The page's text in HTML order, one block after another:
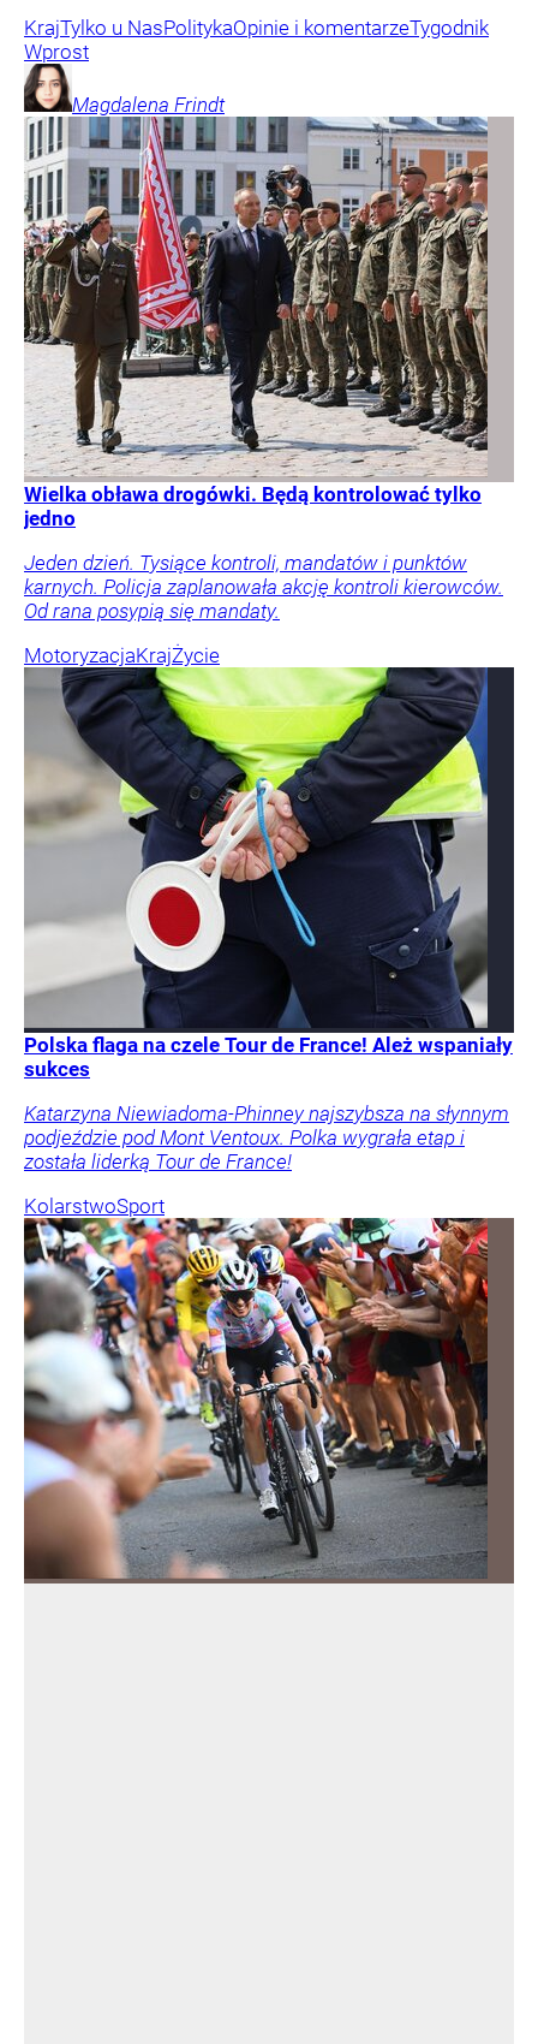
KrajTylko u NasPolitykaOpinie i komentarzeTygodnik
Wprost
Magdalena Frindt
Wielka obława drogówki. Będą kontrolować tylko
jedno
Jeden dzień. Tysiące kontroli, mandatów i punktów
karnych. Policja zaplanowała akcję kontroli kierowców.
Od rana posypią się mandaty.
MotoryzacjaKrajŻycie
Polska flaga na czele Tour de France! Ależ wspaniały
sukces
Katarzyna Niewiadoma-Phinney najszybsza na słynnym
podjeździe pod Mont Ventoux. Polka wygrała etap i
została liderką Tour de France!
KolarstwoSport